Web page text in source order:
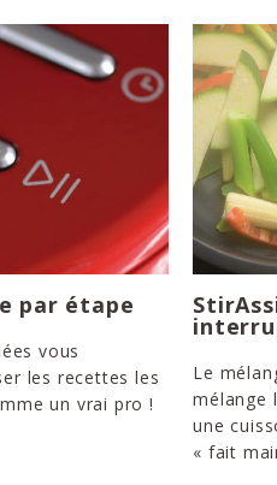
par étape
vous
les recettes les
un vrai pro !
Le
mélange
une
« fait